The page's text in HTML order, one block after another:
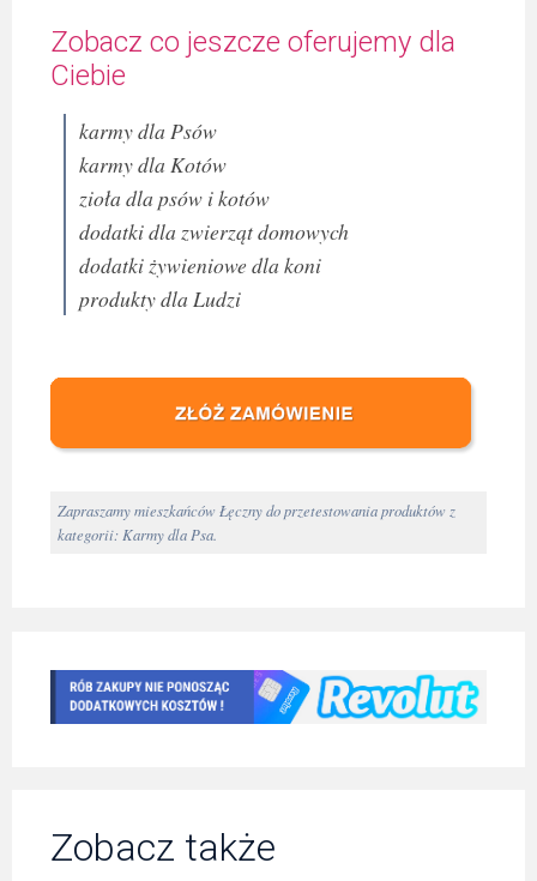
Zobacz co jeszcze oferujemy dla
Ciebie
karmy dla Psów
karmy dla Kotów
zioła dla psów i kotów
dodatki dla zwierząt domowych
dodatki żywieniowe dla koni
produkty dla Ludzi
Zapraszamy mieszkańców Łęczny do przetestowania produktów z
kategorii: Karmy dla Psa.
Zobacz także